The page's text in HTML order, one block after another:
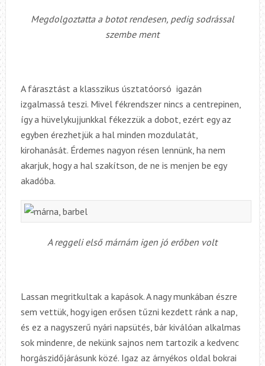
Megdolgoztatta a botot rendesen, pedig sodrással
szembe ment
A fárasztást a klasszikus úsztatóorsó igazán
izgalmassá teszi. Mivel fékrendszer nincs a centrepinen,
így a hüvelykujjunkkal fékezzük a dobot, ezért egy az
egyben érezhetjük a hal minden mozdulatát,
kirohanását. Érdemes nagyon résen lennünk, ha nem
akarjuk, hogy a hal szakítson, de ne is menjen be egy
akadóba.
A reggeli első márnám igen jó erőben volt
Lassan megritkultak a kapások. A nagy munkában észre
sem vettük, hogy igen erősen tűzni kezdett ránk a nap,
és ez a nagyszerű nyári napsütés, bár kiválóan alkalmas
sok mindenre, de nekünk sajnos nem tartozik a kedvenc
horgászidőjárásunk közé. Igaz az árnyékos oldal bokrai